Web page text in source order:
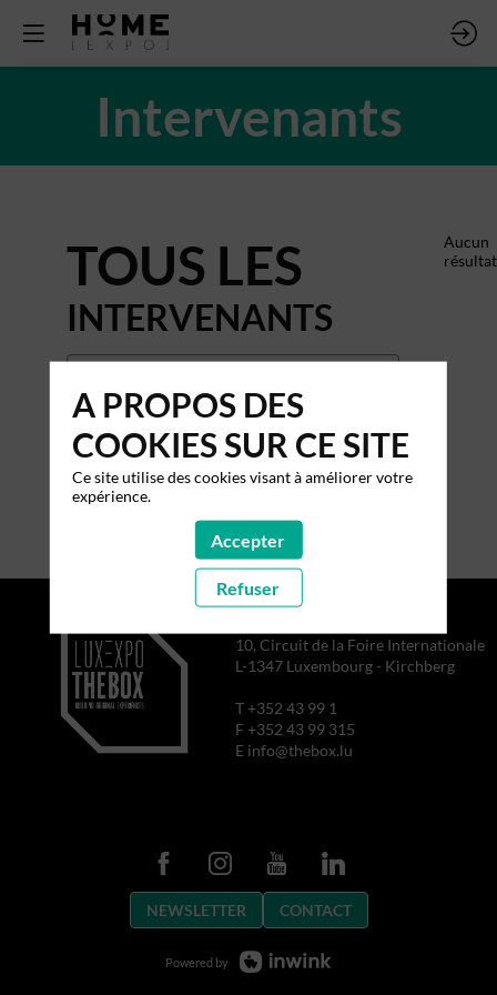
Intervenants
TOUS LES
INTERVENANTS
Aucun
résultat
10, Circuit de la Foire Internationale
L-1347 Luxembourg - Kirchberg
T +352 43 99 1
F +352 43 99 315
E info@thebox.lu
NEWSLETTER CONTACT
Powered by
A PROPOS DES
COOKIES SUR CE SITE
Ce site utilise des cookies visant à améliorer votre
expérience.
Accepter
Refuser